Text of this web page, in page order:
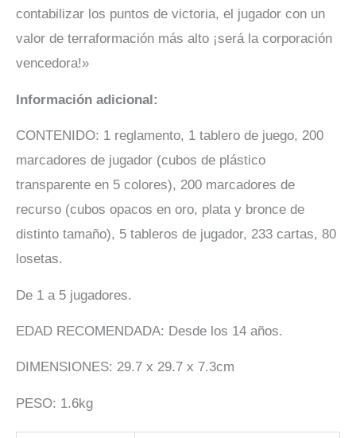
contabilizar los puntos de victoria, el jugador con un
valor de terraformación más alto ¡será la corporación
vencedora!»
Información adicional:
CONTENIDO: 1 reglamento, 1 tablero de juego, 200
marcadores de jugador (cubos de plástico
transparente en 5 colores), 200 marcadores de
recurso (cubos opacos en oro, plata y bronce de
distinto tamaño), 5 tableros de jugador, 233 cartas, 80
losetas.
De 1 a 5 jugadores.
EDAD RECOMENDADA: Desde los 14 años.
DIMENSIONES: 29.7 x 29.7 x 7.3cm
PESO: 1.6kg